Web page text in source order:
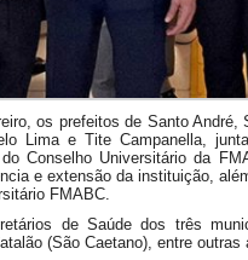
os prefeitos de Santo
Lima e Tite Campanella,
Conselho Universitário da
e extensão da instituição,
FMABC.
de Saúde dos três
(São Caetano), entre outras